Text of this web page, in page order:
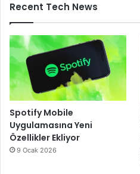
Recent Tech News
Spotify Mobile
Uygulamasına Yeni
Özellikler Ekliyor
9 Ocak 2026